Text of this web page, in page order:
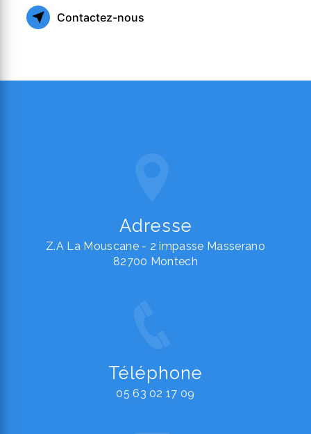
Contactez-nous
Adresse
Z.A La Mouscane - 2 impasse Masserano
82700 Montech
Téléphone
05 63 02 17 09